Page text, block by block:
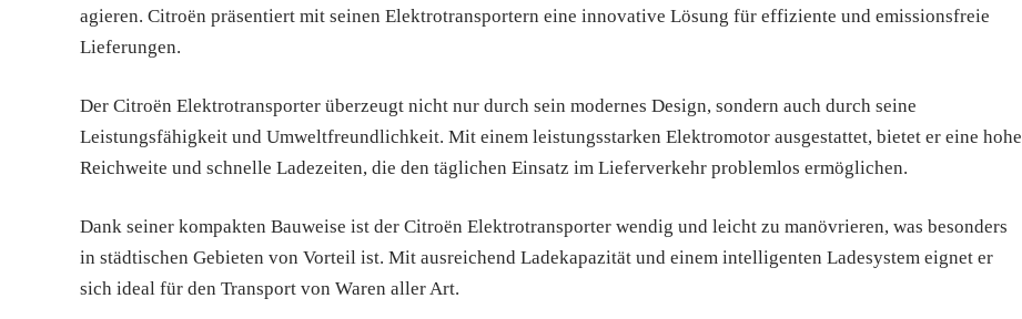
agieren. Citroën präsentiert mit seinen Elektrotransportern eine innovative Lösung für effiziente und emissionsfreie
Lieferungen.
Der Citroën Elektrotransporter überzeugt nicht nur durch sein modernes Design, sondern auch durch seine
Leistungsfähigkeit und Umweltfreundlichkeit. Mit einem leistungsstarken Elektromotor ausgestattet, bietet er eine hohe
Reichweite und schnelle Ladezeiten, die den täglichen Einsatz im Lieferverkehr problemlos ermöglichen.
Dank seiner kompakten Bauweise ist der Citroën Elektrotransporter wendig und leicht zu manövrieren, was besonders
in städtischen Gebieten von Vorteil ist. Mit ausreichend Ladekapazität und einem intelligenten Ladesystem eignet er
sich ideal für den Transport von Waren aller Art.